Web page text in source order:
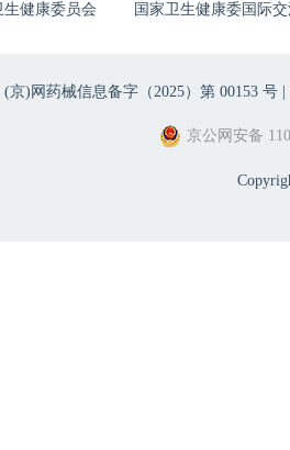
生健康委员会 国家卫生健康委国际
(京)网药械信息备字（2025）第 00153 号 |
京公网安备